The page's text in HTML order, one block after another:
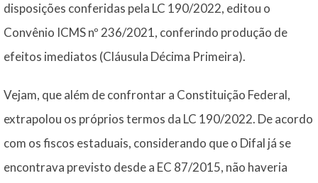
disposições conferidas pela LC 190/2022, editou o
Convênio ICMS nº 236/2021, conferindo produção de
efeitos imediatos (Cláusula Décima Primeira).
Vejam, que além de confrontar a Constituição Federal,
extrapolou os próprios termos da LC 190/2022. De acordo
com os fiscos estaduais, considerando que o Difal já se
encontrava previsto desde a EC 87/2015, não haveria